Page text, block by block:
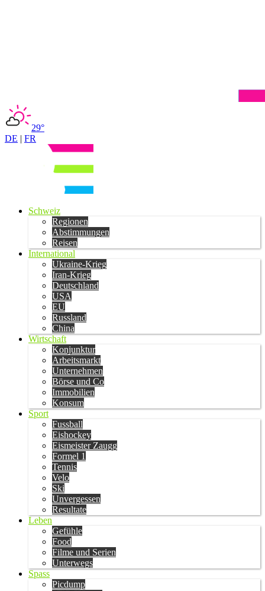
29°
DE | FR
Schweiz
Regionen
Abstimmungen
Reisen
International
Ukraine-Krieg
Iran-Krieg
Deutschland
USA
EU
Russland
China
Wirtschaft
Konjunktur
Arbeitsmarkt
Unternehmen
Börse und Co
Immobilien
Konsum
Sport
Fussball
Eishockey
Eismeister Zaugg
Formel 1
Tennis
Velo
Ski
Unvergessen
Resultate
Leben
Gefühle
Food
Filme und Serien
Unterwegs
Spass
Picdump